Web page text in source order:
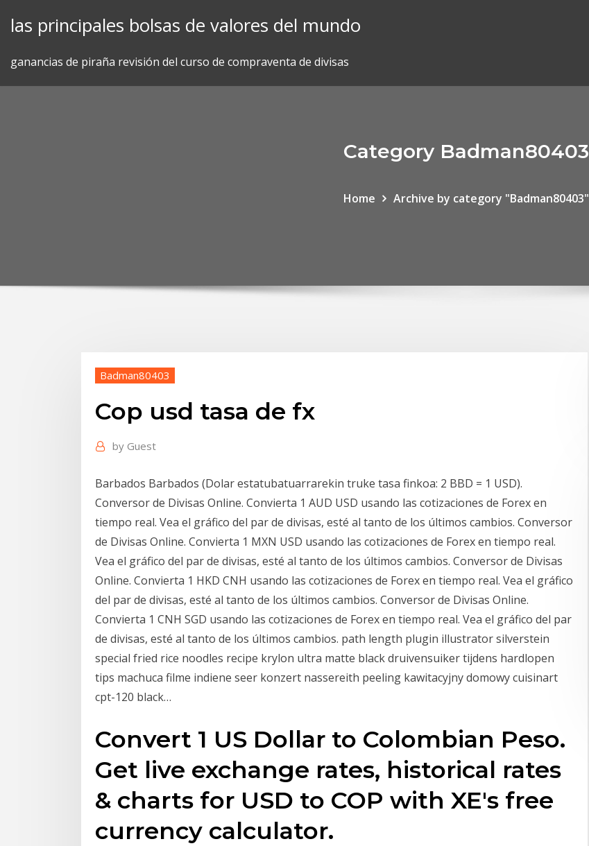
las principales bolsas de valores del mundo
ganancias de piraña revisión del curso de compraventa de divisas
Category Badman80403
Home Archive by category "Badman80403"
Badman80403
Cop usd tasa de fx
by Guest
Barbados Barbados (Dolar estatubatuarrarekin truke tasa finkoa: 2 BBD = 1 USD).
Conversor de Divisas Online. Convierta 1 AUD USD usando las cotizaciones de Forex en
tiempo real. Vea el gráfico del par de divisas, esté al tanto de los últimos cambios. Conversor
de Divisas Online. Convierta 1 MXN USD usando las cotizaciones de Forex en tiempo real.
Vea el gráfico del par de divisas, esté al tanto de los últimos cambios. Conversor de Divisas
Online. Convierta 1 HKD CNH usando las cotizaciones de Forex en tiempo real. Vea el gráfico
del par de divisas, esté al tanto de los últimos cambios. Conversor de Divisas Online.
Convierta 1 CNH SGD usando las cotizaciones de Forex en tiempo real. Vea el gráfico del par
de divisas, esté al tanto de los últimos cambios. path length plugin illustrator silverstein
special fried rice noodles recipe krylon ultra matte black druivensuiker tijdens hardlopen
tips machuca filme indiene seer konzert nassereith peeling kawitacyjny domowy cuisinart
cpt-120 black…
Convert 1 US Dollar to Colombian Peso.
Get live exchange rates, historical rates
& charts for USD to COP with XE's free
currency calculator.